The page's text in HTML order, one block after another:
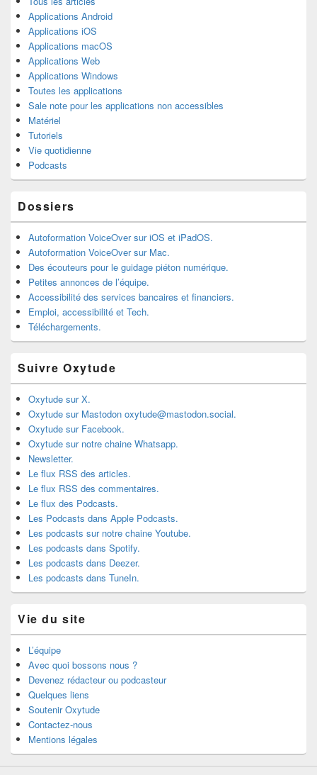
Applications Android
Applications iOS
Applications macOS
Applications Web
Applications Windows
Toutes les applications
Sale note pour les applications non accessibles
Matériel
Tutoriels
Vie quotidienne
Podcasts
Dossiers
Autoformation VoiceOver sur iOS et iPadOS.
Autoformation VoiceOver sur Mac.
Des écouteurs pour le guidage piéton numérique.
Petites annonces de l’équipe.
Accessibilité des services bancaires et financiers.
Emploi, accessibilité et Tech.
Téléchargements.
Suivre Oxytude
Oxytude sur X.
Oxytude sur Mastodon oxytude@mastodon.social.
Oxytude sur Facebook.
Oxytude sur notre chaine Whatsapp.
Newsletter.
Le flux RSS des articles.
Le flux RSS des commentaires.
Le flux des Podcasts.
Les Podcasts dans Apple Podcasts.
Les podcasts sur notre chaine Youtube.
Les podcasts dans Spotify.
Les podcasts dans Deezer.
Les podcasts dans TuneIn.
Vie du site
L’équipe
Avec quoi bossons nous ?
Devenez rédacteur ou podcasteur
Quelques liens
Soutenir Oxytude
Contactez-nous
Mentions légales